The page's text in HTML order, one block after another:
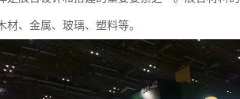
材、金属、玻璃、塑料等。